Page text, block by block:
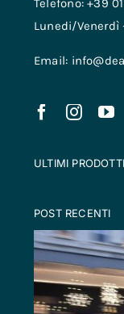
Telefono: +39
Lunedi/Venerdì
Email:
ULTIMI PRODOTTI
POST RECENTI